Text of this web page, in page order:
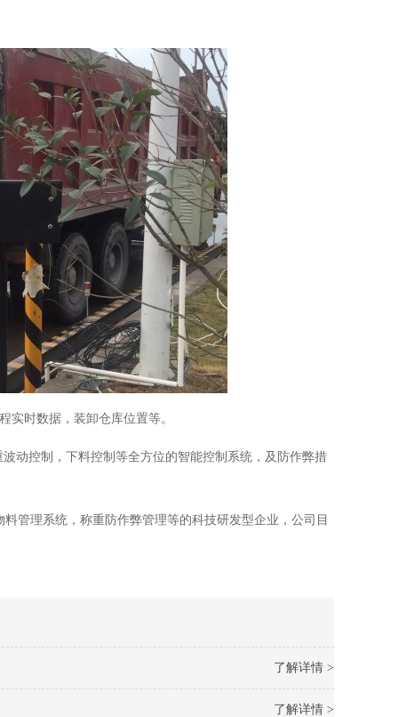
实时数据，装卸仓库位置等。
动控制，下料控制等全方位的智能控制系统，及防作弊措
管理系统，称重防作弊管理等的科技研发型企业，公司目
了解详情 >
了解详情 >